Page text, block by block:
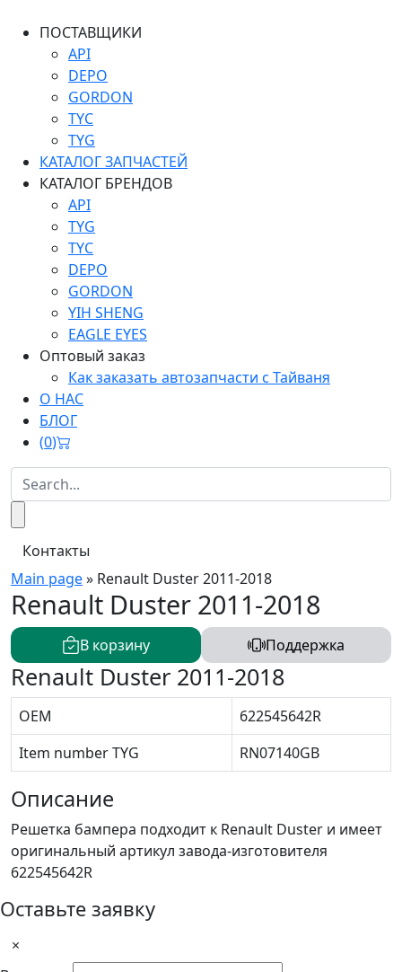
ПОСТАВЩИКИ
API
DEPO
GORDON
TYC
TYG
КАТАЛОГ ЗАПЧАСТЕЙ
КАТАЛОГ БРЕНДОВ
API
TYG
TYC
DEPO
GORDON
YIH SHENG
EAGLE EYES
Оптовый заказ
Как заказать автозапчасти с Тайваня
О НАС
БЛОГ
(0)
Контакты
Main page» Renault Duster 2011-2018
Renault Duster 2011-2018
В корзину Поддержка
Renault Duster 2011-2018
OEM
622545642R
Item number TYG
RN07140GB
Описание
Решетка бампера подходит к Renault Duster и имеет
оригинальный артикул завода-изготовителя
622545642R
Оставьте заявку
×